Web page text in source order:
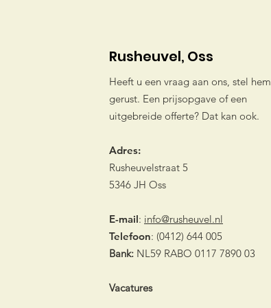
Rusheuvel, Oss
Heeft u een vraag aan ons, stel hem
gerust. Een prijsopgave of een
uitgebreide offerte? Dat kan ook.
Adres:
Rusheuvelstraat 5
5346 JH Oss
E-mail: info@rusheuvel.nl
Telefoon: (0412) 644 005
Bank: NL59 RABO 0117 7890 03
Vacatures